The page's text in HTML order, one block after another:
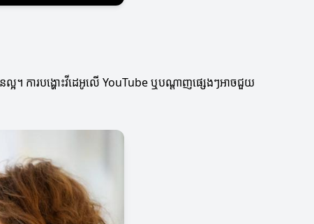
អ។ ការបង្ហោះវីដេអូលើ YouTube ឬបណ្តាញផ្សេងៗអាចជួយ